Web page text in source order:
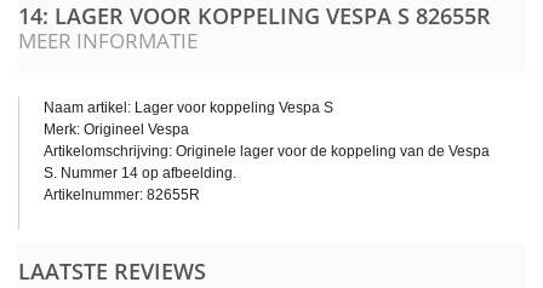
14: LAGER VOOR KOPPELING VESPA S 82655R
MEER INFORMATIE
Naam artikel: Lager voor koppeling Vespa S
Merk: Origineel Vespa
Artikelomschrijving: Originele lager voor de koppeling van de Vespa
S. Nummer 14 op afbeelding.
Artikelnummer: 82655R
LAATSTE REVIEWS